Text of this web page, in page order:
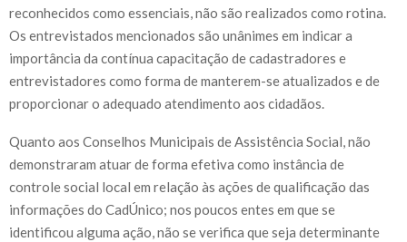
reconhecidos como essenciais, não são realizados como rotina.
Os entrevistados mencionados são unânimes em indicar a
importância da contínua capacitação de cadastradores e
entrevistadores como forma de manterem-se atualizados e de
proporcionar o adequado atendimento aos cidadãos.
Quanto aos Conselhos Municipais de Assistência Social, não
demonstraram atuar de forma efetiva como instância de
controle social local em relação às ações de qualificação das
informa­ções do CadÚnico; nos poucos entes em que se
identificou alguma ação, não se verifica que seja determinante